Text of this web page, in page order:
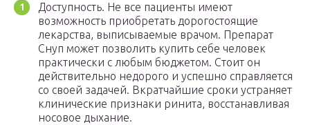
Доступность. Не все пациенты имеют
возможность приобретать дорогостоящие
лекарства, выписываемые врачом. Препарат
Снуп может позволить купить себе человек
практически с любым бюджетом. Стоит он
действительно недорого и успешно справляется
со своей задачей. Вкратчайшие сроки устраняет
клинические признаки ринита, восстанавливая
носовое дыхание.